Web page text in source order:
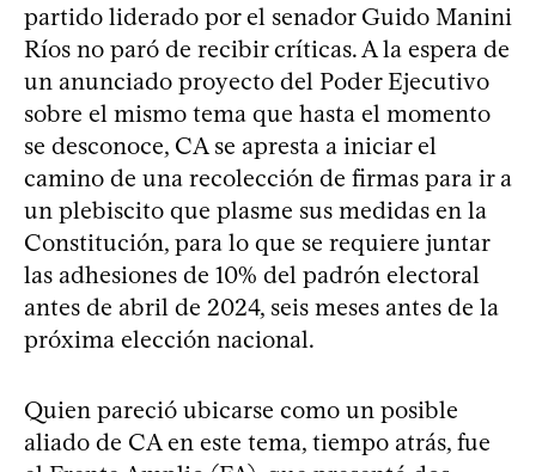
partido liderado por el senador Guido Manini
Ríos no paró de recibir críticas. A la espera de
un anunciado proyecto del Poder Ejecutivo
sobre el mismo tema que hasta el momento
se desconoce, CA se apresta a iniciar el
camino de una recolección de firmas para ir a
un plebiscito que plasme sus medidas en la
Constitución, para lo que se requiere juntar
las adhesiones de 10% del padrón electoral
antes de abril de 2024, seis meses antes de la
próxima elección nacional.
Quien pareció ubicarse como un posible
aliado de CA en este tema, tiempo atrás, fue